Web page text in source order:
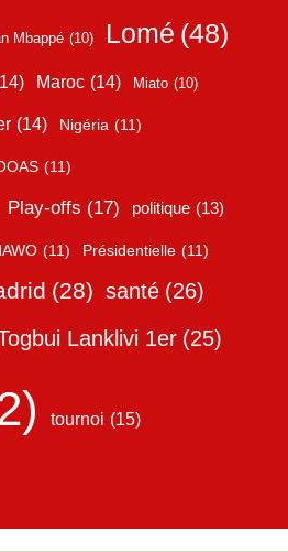
Mbappé (10) Lomé (48)
Maroc (14) Miato (10)
(14) Nigéria (11)
(11)
Play-offs (17) politique (13)
(11) Présidentielle (11)
(28) santé (26)
Lanklivi 1er (25)
tournoi (15)